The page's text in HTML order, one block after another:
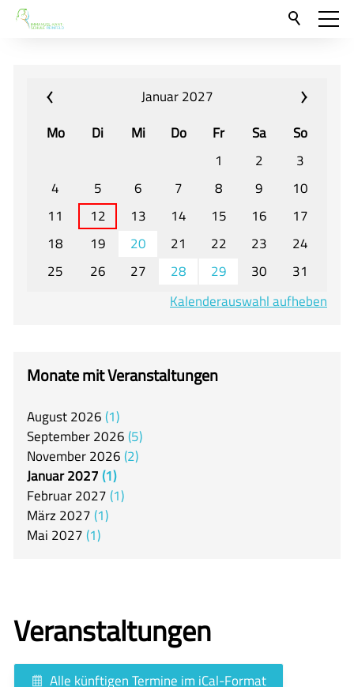
Neu hier?
Für Eltern und Schüler
Veranstaltungen und Termine
Unser Unterricht - Fachcurricula
Unsere Konzepte
Downloads
Unter-, Mittel und Oberstufe
itslearning
Arbeitsgemeinschaften
Mensa
Unsere Schulgemeinschaft
Kontakt
Januar 2027
Mo
Di Mi Do Fr Sa
So
1
2
3
4
5 6 7 8 9
10
11
12 13 14 15 16
17
18
19 20 21 22 23
24
25
26 27 28 29 30
31
Kalenderauswahl aufheben
Monate mit Veranstaltungen
August2026 1
September2026 5
November2026 2
Januar2027 1
Februar2027 1
März 2027 1
Mai 2027 1
Veranstaltungen
Alle künftigen Termine im iCal-Format